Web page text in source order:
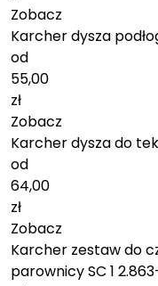
Zobacz
Karcher dysza
od
55,00
zł
Zobacz
Karcher dysza do
od
64,00
zł
Zobacz
Karcher zestaw do
parownicy SC 1